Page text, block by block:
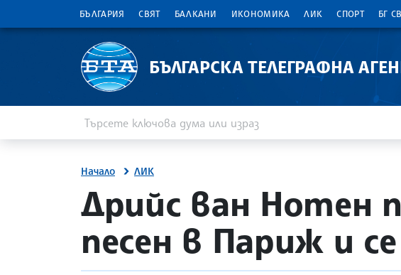
БЪЛГАРИЯ СВЯТ БАЛКАНИ ИКОНОМИКА ЛИК СПОРТ БГ
БЪЛГАРСКА ТЕЛЕГРАФНА
Начало ЛИК
site.bta
Дрийс ван Нотен
песен в Париж и